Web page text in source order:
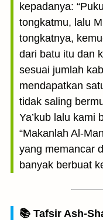
kepadanya:
tongkatmu, lalu
tongkatnya,
dari batu itu dan
sesuai jumlah
mendapatkan
tidak saling
Ya’kub lalu kami
“Makanlah Al-
yang memancar
banyak berbuat
📚 Tafsir Ash-